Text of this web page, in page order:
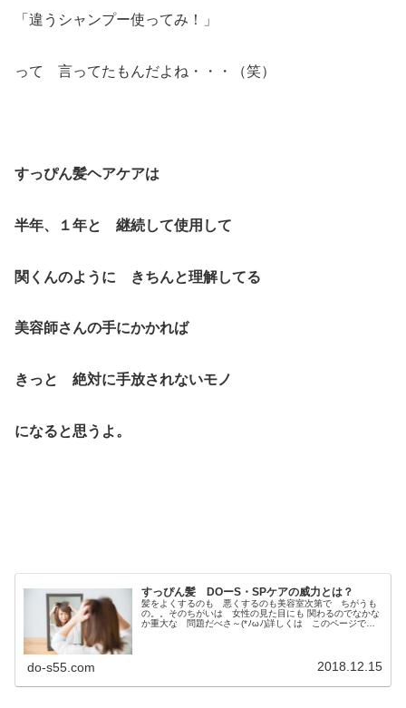
「違うシャンプー使ってみ！」
って 言ってたもんだよね・・・（笑）
すっぴん髪ヘアケアは
半年、１年と 継続して使用して
関くんのように きちんと理解してる
美容師さんの手にかかれば
きっと 絶対に手放されないモノ
になると思うよ。
すっぴん髪 DOーS・SPケアの威力とは？
髪をよくするのも 悪くするのも美容室次第で ちがうも
の。。そのちがいは 女性の見た目にも 関わるのでなかな
か重大な 問題だべさ～(*ﾉωﾉ)詳しくは このページで
do-s55.com 2018.12.15